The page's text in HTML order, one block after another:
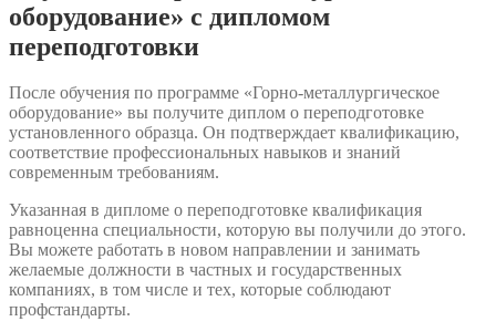
оборудование» с дипломом
переподготовки
После обучения по программе «Горно-металлургическое
оборудование» вы получите диплом о переподготовке
установленного образца. Он подтверждает квалификацию,
соответствие профессиональных навыков и знаний
современным требованиям.
Указанная в дипломе о переподготовке квалификация
равноценна специальности, которую вы получили до этого.
Вы можете работать в новом направлении и занимать
желаемые должности в частных и государственных
компаниях, в том числе и тех, которые соблюдают
профстандарты.